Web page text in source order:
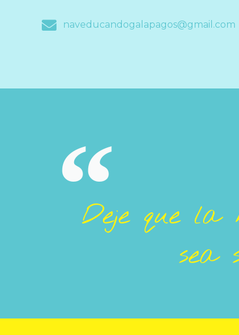
naveducandogalapagos@gmail.com
Deje que
sea